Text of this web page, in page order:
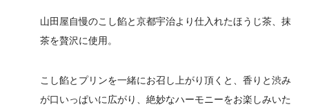
山田屋自慢のこし餡と京都宇治より仕入れたほうじ茶、抹
茶を贅沢に使用。
こし餡とプリンを一緒にお召し上がり頂くと、香りと渋み
が口いっぱいに広がり、絶妙なハーモニーをお楽しみいた